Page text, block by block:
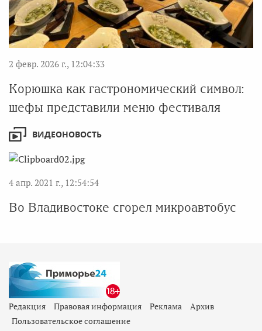
2 февр. 2026 г., 12:04:33
Корюшка как гастрономический символ:
шефы представили меню фестиваля
ВИДЕОНОВОСТЬ
4 апр. 2021 г., 12:54:54
Во Владивостоке сгорел микроавтобус
Редакция Правовая информация Реклама
Архив
Пользовательское соглашение